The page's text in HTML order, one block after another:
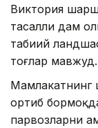
Виктория
тасалли дам
табиий
тоғлар мавжуд.
Мамлакатнинг
ортиб
парвозларни